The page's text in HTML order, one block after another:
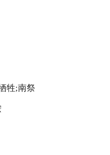
牲;南祭